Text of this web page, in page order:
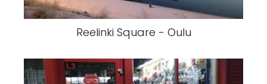
Reelinki Square - Oulu